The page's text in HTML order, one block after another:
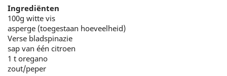
Ingrediënten
100g witte vis
asperge (toegestaan hoeveelheid)
Verse bladspinazie
sap van één citroen
1 t oregano
zout/peper